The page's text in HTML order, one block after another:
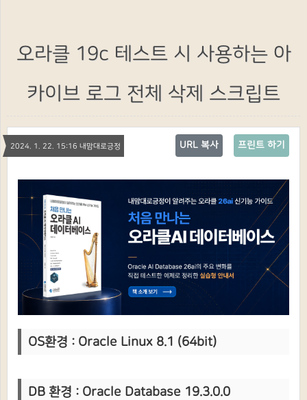
오라클 19c 테스트 시 사용하는 아
카이브 로그 전체 삭제 스크립트
2024. 1. 22. 15:16 내맘대로긍정 프린트 하기
URL 복사
OS환경 : Oracle Linux 8.1 (64bit)
DB 환경 : Oracle Database 19.3.0.0